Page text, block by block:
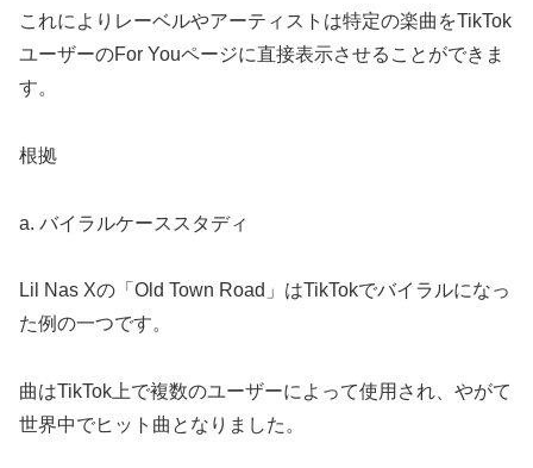
これによりレーベルやアーティストは特定の楽曲をTikTok
ユーザーのFor Youページに直接表示させることができま
す。
根拠
a. バイラルケーススタディ
Lil Nas Xの「Old Town Road」はTikTokでバイラルになっ
た例の一つです。
曲はTikTok上で複数のユーザーによって使用され、やがて
世界中でヒット曲となりました。